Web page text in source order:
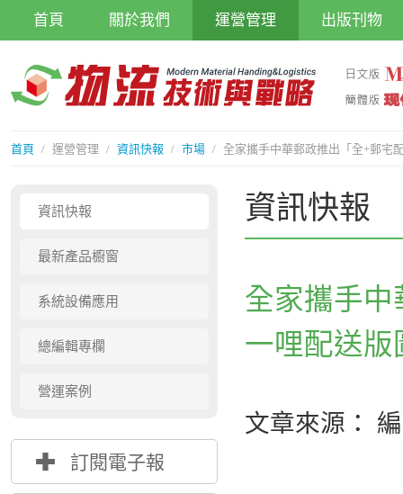
首頁 關於我們 運營管理 出版刊物
首頁 / 運營管理 / 資訊快報 / 市場 / 全家攜手中華郵政推出「全+郵
資訊快報
最新產品櫥窗
系統設備應用
總編輯專欄
營運案例
{ 訂閱電子報
資訊快報
全家攜手
一哩配送版
文章來源：